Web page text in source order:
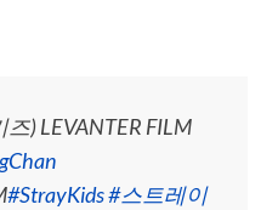
) LEVANTER FILM
#StrayKids#스트레이